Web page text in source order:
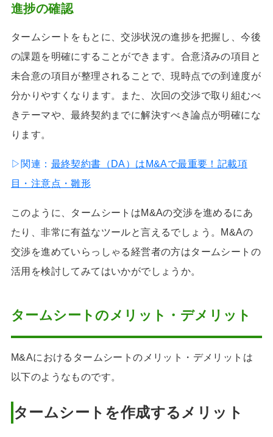
進捗の確認
タームシートをもとに、交渉状況の進捗を把握し、今後
の課題を明確にすることができます。合意済みの項目と
未合意の項目が整理されることで、現時点での到達度が
分かりやすくなります。また、次回の交渉で取り組むべ
きテーマや、最終契約までに解決すべき論点が明確にな
ります。
▷関連： 最終契約書（DA）はM&Aで最重要！記載項
目・注意点・雛形
このように、タームシートはM&Aの交渉を進めるにあ
たり、非常に有益なツールと言えるでしょう。M&Aの
交渉を進めていらっしゃる経営者の方はタームシートの
活用を検討してみてはいかがでしょうか。
タームシートのメリット・デメリット
M&Aにおけるタームシートのメリット・デメリットは
以下のようなものです。
タームシートを作成するメリット